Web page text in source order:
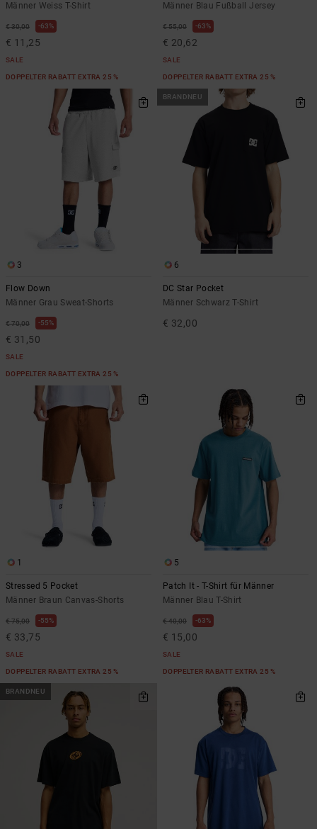
Männer Weiss T-Shirt
€ 30,00 63%
€ 11,25
SALE
DOPPELTER RABATT EXTRA 25 %
Männer Blau Fußball Jersey
€ 55,00 63%
€ 20,62
SALE
DOPPELTER RABATT EXTRA 25 %
3
Flow Down
Männer Grau Sweat-Shorts
€ 70,00 55%
€ 31,50
SALE
DOPPELTER RABATT EXTRA 25 %
BRANDNEU
6
DC Star Pocket
Männer Schwarz T-Shirt
€ 32,00
1
Stressed 5 Pocket
Männer Braun Canvas-Shorts
€ 75,00 55%
€ 33,75
SALE
DOPPELTER RABATT EXTRA 25 %
5
Patch It - T-Shirt für Männer
Männer Blau T-Shirt
€ 40,00 63%
€ 15,00
SALE
DOPPELTER RABATT EXTRA 25 %
BRANDNEU